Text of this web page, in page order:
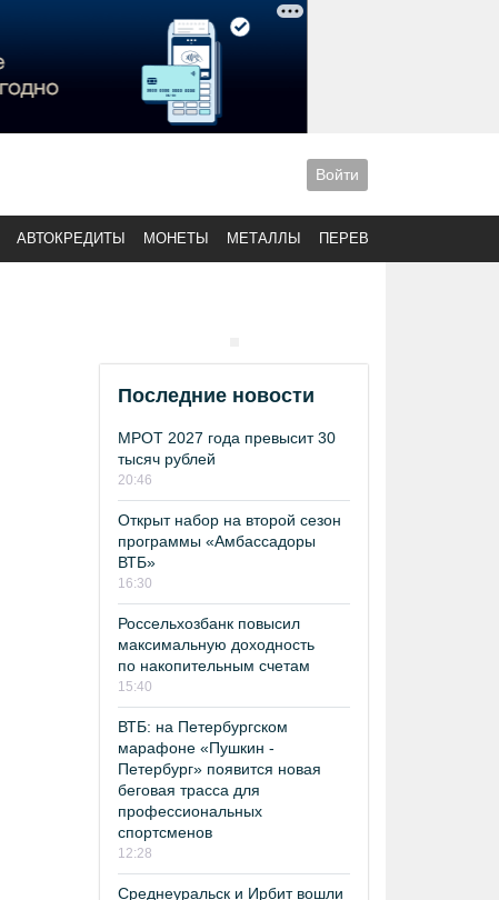
Войти
АВТОКРЕДИТЫ МОНЕТЫ МЕТАЛЛЫ ПЕРЕВОДЫ
Последние новости
МРОТ 2027 года превысит 30
тысяч рублей
20:46
Открыт набор на второй сезон
программы «Амбассадоры
ВТБ»
16:30
Россельхозбанк повысил
максимальную доходность
по накопительным счетам
15:40
ВТБ: на Петербургском
марафоне «Пушкин -
Петербург» появится новая
беговая трасса для
профессиональных
спортсменов
12:28
Среднеуральск и Ирбит вошли